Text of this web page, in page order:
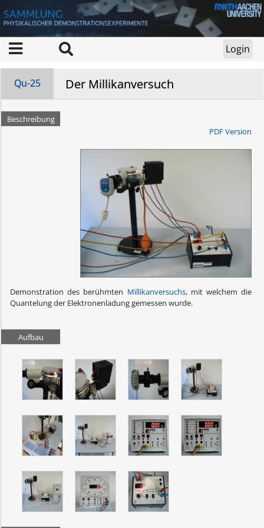
Qu-25 Der Millikanversuch
Beschreibung
PDF Version
Demonstration des berühmten Millikanversuchs, mit welchem die
Quantelung der Elektronenladung gemessen wurde.
Aufbau